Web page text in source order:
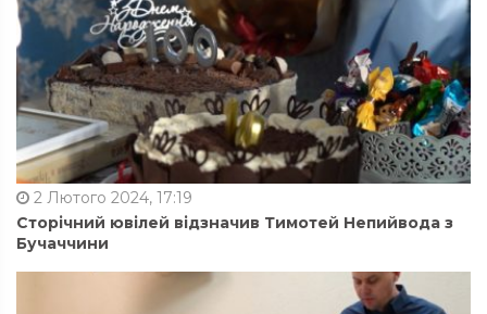
2 Лютого 2024, 17:19
Сторічний ювілей відзначив Тимотей Непийвода з
Бучаччини